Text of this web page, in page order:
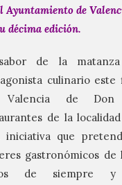
de
décima edición.
de la
culinario este
de Don
de la
iniciativa que
gastronómicos de
de siempre